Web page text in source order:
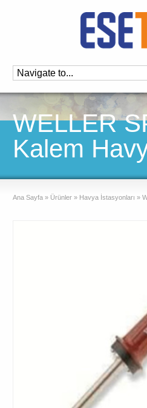
WELLER
Kalem
Ana Sayfa » Ürünler » Havya İstasyonları »